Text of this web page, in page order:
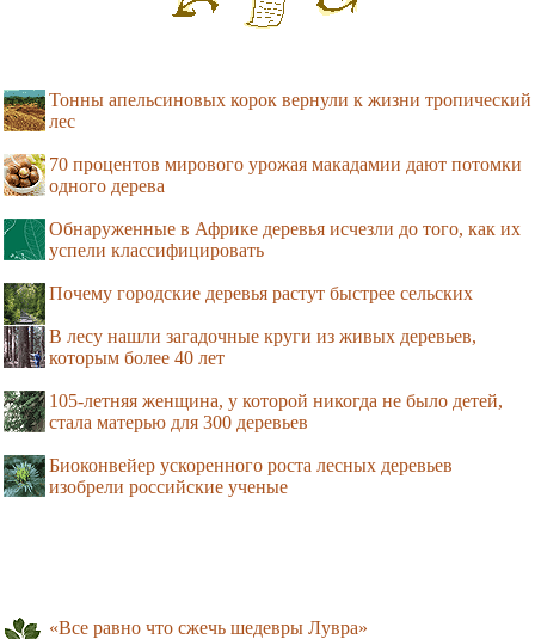
Тонны апельсиновых корок вернули к жизни тропический
лес
70 процентов мирового урожая макадамии дают потомки
одного дерева
Обнаруженные в Африке деревья исчезли до того, как их
успели классифицировать
Почему городские деревья растут быстрее сельских
В лесу нашли загадочные круги из живых деревьев,
которым более 40 лет
105-летняя женщина, у которой никогда не было детей,
стала матерью для 300 деревьев
Биоконвейер ускоренного роста лесных деревьев
изобрели российские ученые
«Все равно что сжечь шедевры Лувра»